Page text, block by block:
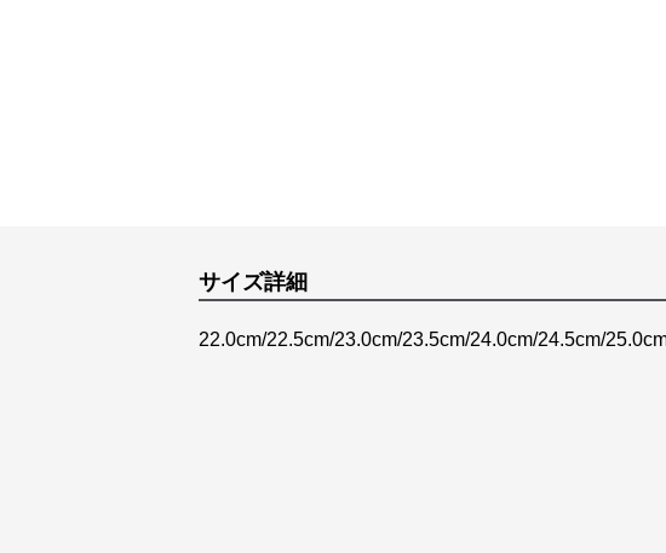
サイズ詳細
22.0cm/22.5cm/23.0cm/23.5cm/24.0cm/24.5cm/